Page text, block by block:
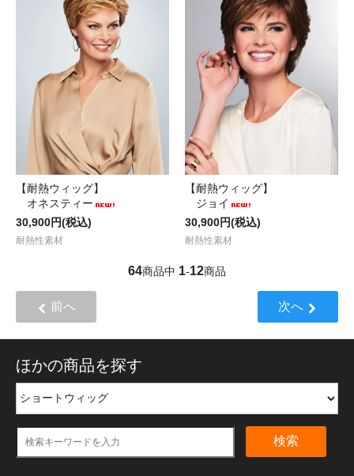
【耐熱ウィッグ】
オネスティー
30,900円(税込)
耐熱性素材
【耐熱ウィッグ】
ジョイ
30,900円(税込)
耐熱性素材
64商品中 1-12商品
前へ 次へ
ほかの商品を探す
検索